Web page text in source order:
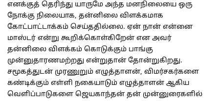
எனக்குத் தெரிந்து யாருமே அந்த மனநிலையை ஒரு
நோக்கு நிலையாக, தன்னிலை விளக்கமாக
கோட்பாட்டாக்கம் செய்ததில்லை. ஏன் நான் என்னை
மாஸ்டர் என்று கூறிக்கொள்கிறேன் என அவர்
தன்னிலை விளக்கம் கொடுக்கும் பாங்கு
முன்னுதாரணமற்றது என்றுதான் தோன்றுகிறது.
சமூகத்துடன் முரணுறும் எழுத்தாளன், விமர்சகர்களை
கண்டிக்கும் எள்ளி நகையாடும் எழுத்தாளன் ஆகிய
வெளிப்பாடுகளை ஜெயகாந்தன் தன் முன்னுரைகளில்